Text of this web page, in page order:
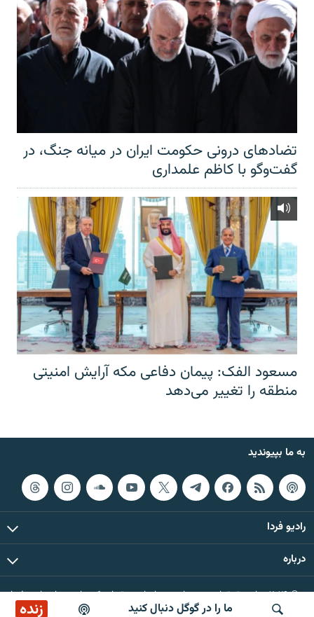
ما را در گوگل دنبال کنید زنده
تضادهای درونی حکومت ایران در میانه جنگ، در
گفت‌‌وگو با کاظم علمداری
مسعود الفک: پیمان دفاعی مکه آرایش امنیتی
منطقه را تغییر می‌دهد
به ما بپیوندید
رادیو فردا
درباره
© ۲۰۲۶ تمام حقوق این وب‌سایت، بر اساس مقررات کپی‌رایت، برای رادیو فردا
محفوظ است.